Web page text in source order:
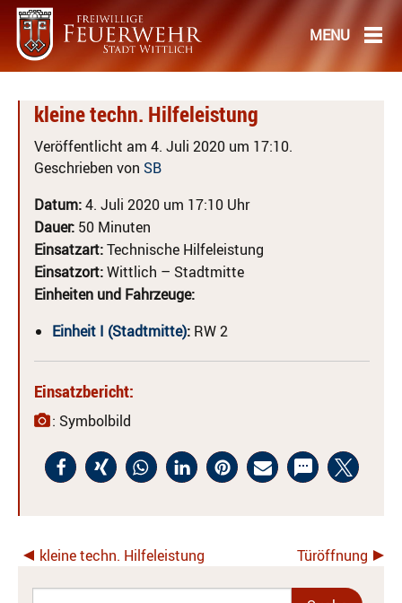
kleine techn. Hilfeleistung
Veröffentlicht am 4. Juli 2020 um 17:10.
Geschrieben von SB
Datum:4. Juli 2020 um 17:10 Uhr
Dauer: 50 Minuten
Einsatzart:Technische Hilfeleistung
Einsatzort:Wittlich – Stadtmitte
Einheiten und Fahrzeuge:
Einheit I (Stadtmitte): RW 2
Einsatzbericht:
: Symbolbild
kleine techn. Hilfeleistung Türöffnung